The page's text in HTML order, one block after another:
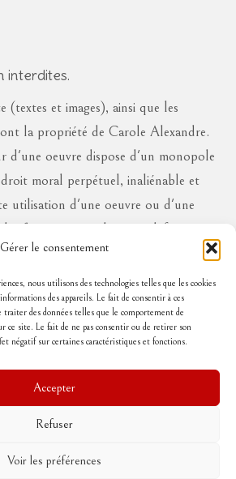
Gérer le consentement
nous utilisons des technologies telles que les cookies
des appareils. Le fait de consentir à ces
des données telles que le comportement de
ce site. Le fait de ne pas consentir ou de retirer son
négatif sur certaines caractéristiques et fonctions.
Accepter
Refuser
Voir les préférences
interdites.
(textes et images), ainsi que les
la propriété de Carole Alexandre.
d'une oeuvre dispose d'un monopole
moral perpétuel, inaliénable et
utilisation d'une oeuvre ou d'une
fins commerciales ou à défaut en
quelque forme que ce soit, est
de l'auteur, aux risques de se
et intérêts..
Politique de cookies (UE)